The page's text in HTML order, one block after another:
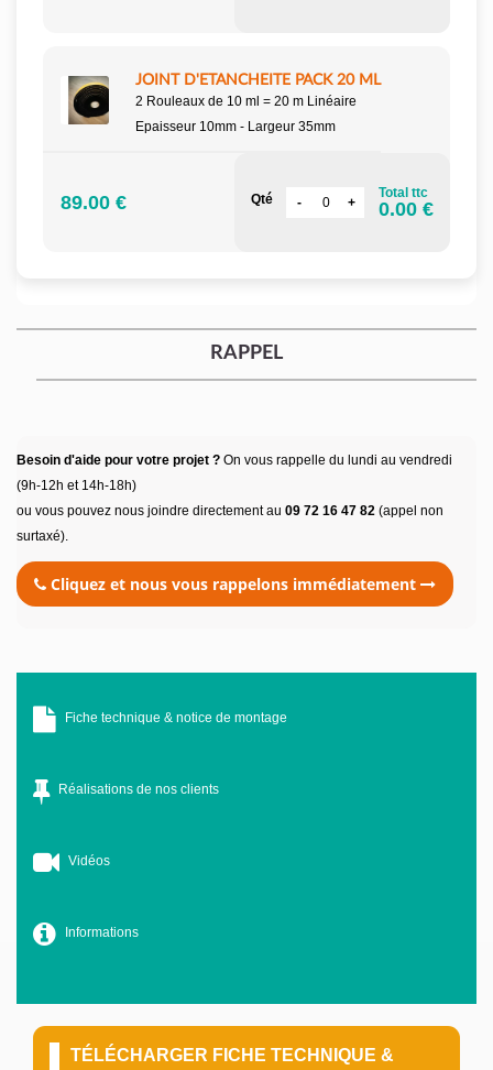
JOINT D'ETANCHEITE PACK 20 ML
2 Rouleaux de 10 ml = 20 m Linéaire
Epaisseur 10mm - Largeur 35mm
89.00 € Qté Total ttc
0.00 €
RAPPEL
Besoin d'aide pour votre projet ? On vous rappelle du lundi au vendredi
(9h-12h et 14h-18h)
ou vous pouvez nous joindre directement au 09 72 16 47 82 (appel non
surtaxé).
Cliquez et nous vous rappelons immédiatement
Fiche technique & notice de montage
Réalisations de nos clients
Vidéos
Informations
TÉLÉCHARGER FICHE TECHNIQUE &